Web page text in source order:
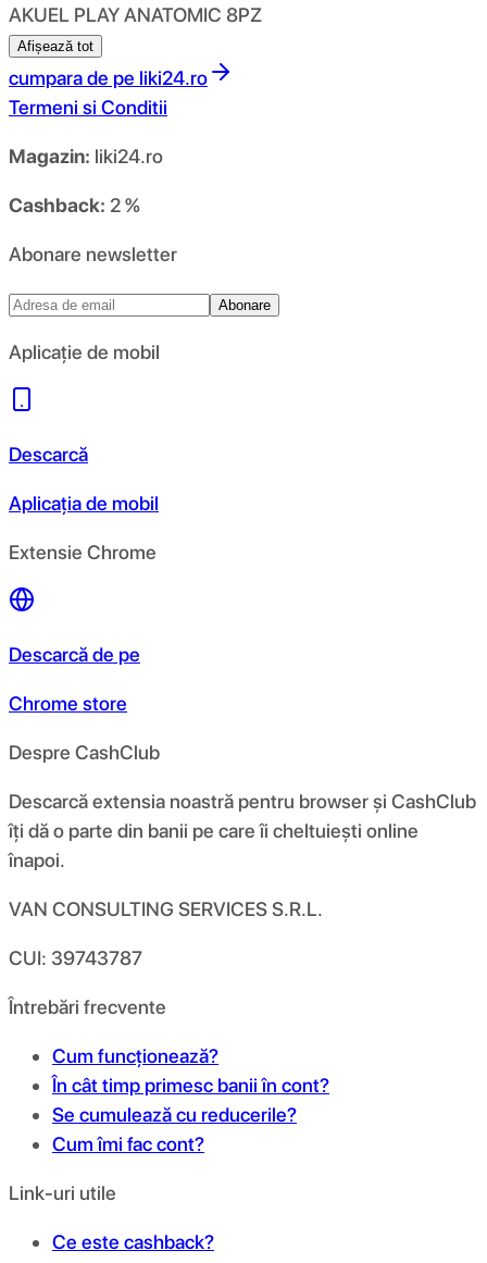
AKUEL PLAY ANATOMIC 8PZ
Afișează tot
cumpara de pe liki24.ro
Termeni si Conditii
Magazin: liki24.ro
Cashback: 2 %
Abonare newsletter
Abonare
Aplicație de mobil
Descarcă
Aplicația de mobil
Extensie Chrome
Descarcă de pe
Chrome store
Despre CashClub
Descarcă extensia noastră pentru browser și CashClub
îți dă o parte din banii pe care îi cheltuiești online
înapoi.
VAN CONSULTING SERVICES S.R.L.
CUI: 39743787
Întrebări frecvente
Cum funcționează?
În cât timp primesc banii în cont?
Se cumulează cu reducerile?
Cum îmi fac cont?
Link-uri utile
Ce este cashback?